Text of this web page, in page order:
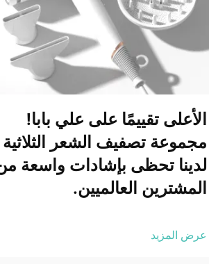
الأعلى تقييمًا على علي بابا!
مجموعة تصفيف الشعر الثلاثية
لدينا تحظى بإشادات واسعة
المشترين العالميين.
عرض المزيد